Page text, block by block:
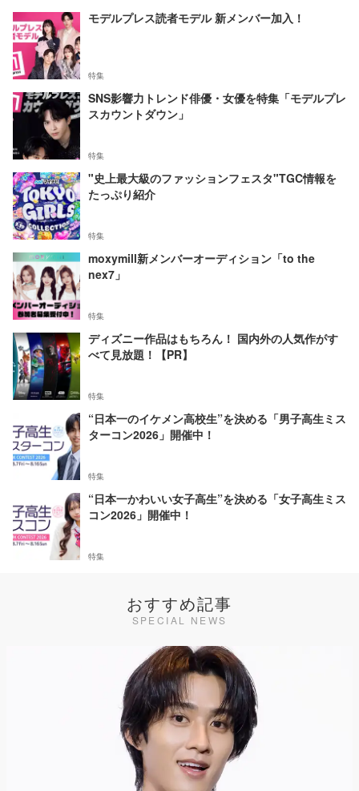
モデルプレス読者モデル 新メンバー加入！
特集
SNS影響力トレンド俳優・女優を特集「モデルプレ
スカウントダウン」
特集
"史上最大級のファッションフェスタ"TGC情報を
たっぷり紹介
特集
moxymill新メンバーオーディション「to the
nex7」
特集
ディズニー作品はもちろん！ 国内外の人気作がす
べて見放題！【PR】
特集
“日本一のイケメン高校生”を決める「男子高生ミス
ターコン2026」開催中！
特集
“日本一かわいい女子高生”を決める「女子高生ミス
コン2026」開催中！
特集
おすすめ記事
SPECIAL NEWS